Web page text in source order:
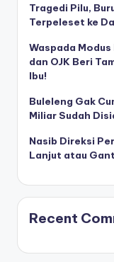
Tragedi Pilu,
Terpeleset ke
Waspada
dan OJK Beri
Ibu!
Buleleng Gak
Miliar Sudah
Nasib Direksi
Lanjut atau
Recent